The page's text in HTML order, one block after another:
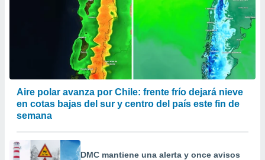
Aire polar avanza por Chile: frente frío dejará nieve
en cotas bajas del sur y centro del país este fin de
semana
DMC mantiene una alerta y once avisos